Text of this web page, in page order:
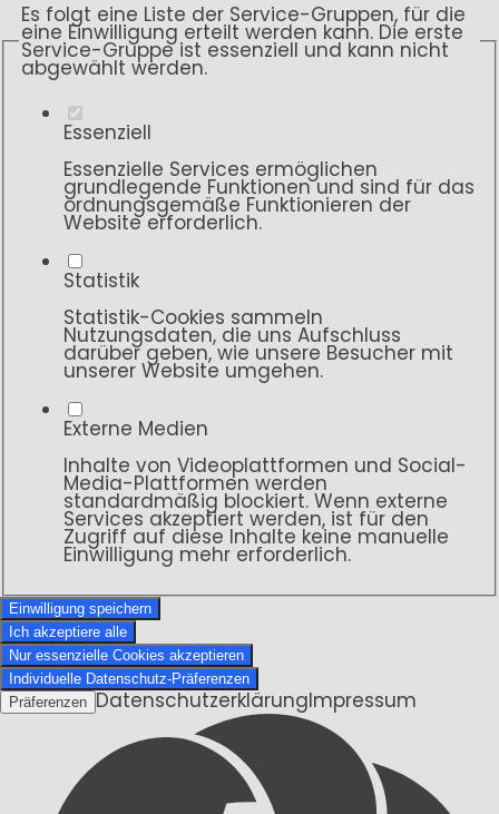
Es folgt eine Liste der Service-Gruppen, für die
eine Einwilligung erteilt werden kann. Die erste
Service-Gruppe ist essenziell und kann nicht
abgewählt werden.
Essenziell
Essenzielle Services ermöglichen
grundlegende Funktionen und sind für das
ordnungsgemäße Funktionieren der
Website erforderlich.
Statistik
Statistik-Cookies sammeln
Nutzungsdaten, die uns Aufschluss
darüber geben, wie unsere Besucher mit
unserer Website umgehen.
Externe Medien
Inhalte von Videoplattformen und Social-
Media-Plattformen werden
standardmäßig blockiert. Wenn externe
Services akzeptiert werden, ist für den
Zugriff auf diese Inhalte keine manuelle
Einwilligung mehr erforderlich.
Einwilligung speichern
Ich akzeptiere alle
Nur essenzielle Cookies akzeptieren
Individuelle Datenschutz-Präferenzen
Präferenzen DatenschutzerklärungImpressum